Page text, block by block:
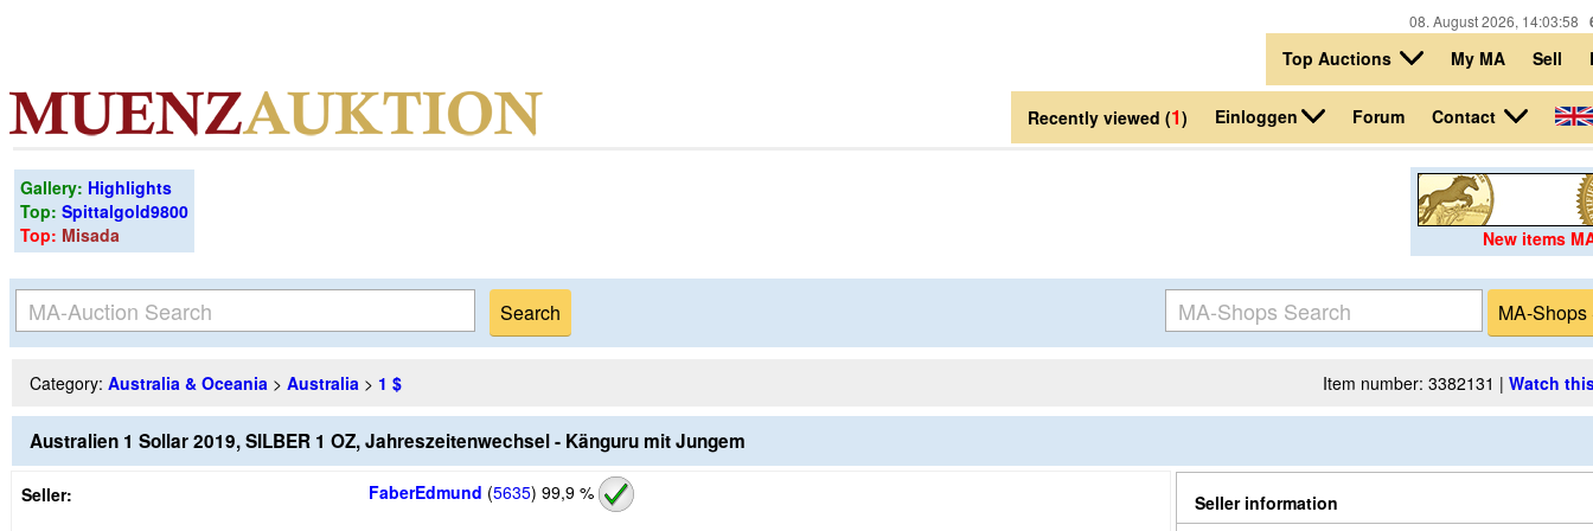
08. August 2026, 14:03:58
Top Auctions My MA Sell
Recently viewed (1) Einloggen Forum Contact
Gallery: Highlights
Top: Spittalgold9800
Top: Misada New items
Category: Australia & Oceania > Australia > 1 $ Item number: 3382131 | Watch
Australien 1 Sollar 2019, SILBER 1 OZ, Jahreszeitenwechsel - Känguru mit Jungem
Seller: FaberEdmund (5635) 99,9 %
Seller information